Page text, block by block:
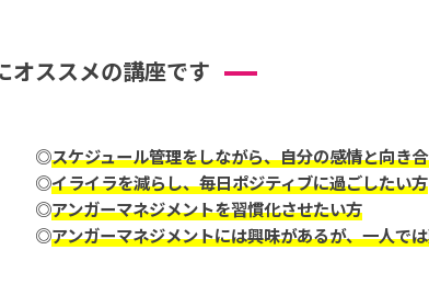
オススメの講座です
◎スケジュール管理をしながら、自分の感情と向き
◎イライラを減らし、毎日ポジティブに過ごしたい方
◎アンガーマネジメントを習慣化させたい方
◎アンガーマネジメントには興味があるが、一人で